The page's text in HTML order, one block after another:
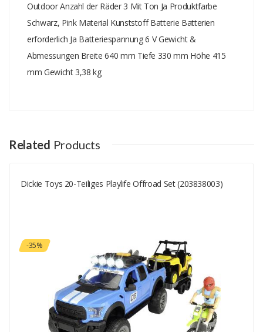
Outdoor Anzahl der Räder 3 Mit Ton Ja Produktfarbe
Schwarz, Pink Material Kunststoff Batterie Batterien
erforderlich Ja Batteriespannung 6 V Gewicht &
Abmessungen Breite 640 mm Tiefe 330 mm Höhe 415
mm Gewicht 3,38 kg
Your Name
Your Email
Your Review
Related Products
Dickie Toys 20-Teiliges Playlife Offroad Set (203838003)
-35%